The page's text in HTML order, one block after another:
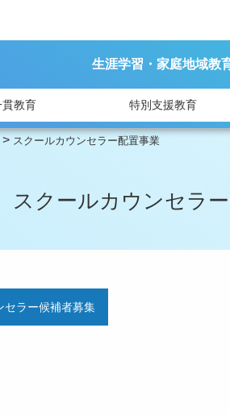
生涯学習・家庭地域教
教育 特別支援教育
> スクールカウンセラー配置事業
スクールカウンセラ
セラー候補者募集